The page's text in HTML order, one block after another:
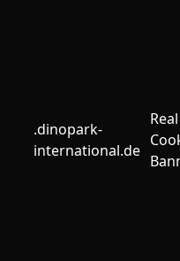
.dinopark-
international.de
Real